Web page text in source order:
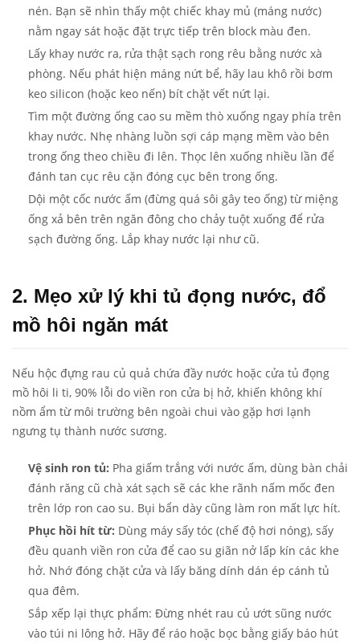
nén. Bạn sẽ nhìn thấy một chiếc khay mủ (máng nước)
nằm ngay sát hoặc đặt trực tiếp trên block màu đen.
Lấy khay nước ra, rửa thật sạch rong rêu bằng nước xà
phòng. Nếu phát hiện máng nứt bể, hãy lau khô rồi bơm
keo silicon (hoặc keo nến) bít chặt vết nứt lại.
Tìm một đường ống cao su mềm thò xuống ngay phía trên
khay nước. Nhẹ nhàng luồn sợi cáp mạng mềm vào bên
trong ống theo chiều đi lên. Thọc lên xuống nhiều lần để
đánh tan cục rêu cặn đóng cục bên trong ống.
Dội một cốc nước ấm (đừng quá sôi gây teo ống) từ miệng
ống xả bên trên ngăn đông cho chảy tuột xuống để rửa
sạch đường ống. Lắp khay nước lại như cũ.
2. Mẹo xử lý khi tủ đọng nước, đổ
mồ hôi ngăn mát
Nếu hộc đựng rau củ quả chứa đầy nước hoặc cửa tủ đọng
mồ hôi li ti, 90% lỗi do viền ron cửa bị hở, khiến không khí
nồm ẩm từ môi trường bên ngoài chui vào gặp hơi lạnh
ngưng tụ thành nước sương.
Vệ sinh ron tủ: Pha giấm trắng với nước ấm, dùng bàn chải
đánh răng cũ chà xát sạch sẽ các khe rãnh nấm mốc đen
trên lớp ron cao su. Bụi bẩn dày cũng làm ron mất lực hít.
Phục hồi hít từ: Dùng máy sấy tóc (chế độ hơi nóng), sấy
đều quanh viền ron cửa để cao su giãn nở lấp kín các khe
hở. Nhớ đóng chặt cửa và lấy băng dính dán ép cánh tủ
qua đêm.
Sắp xếp lại thực phẩm: Đừng nhét rau củ ướt sũng nước
vào túi ni lông hở. Hãy để ráo hoặc bọc bằng giấy báo hút